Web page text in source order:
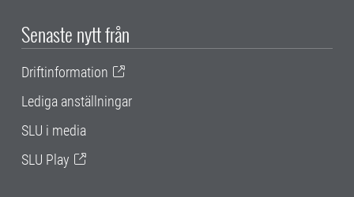
Senaste nytt från
Driftinformation
Lediga anställningar
SLU i media
SLU Play